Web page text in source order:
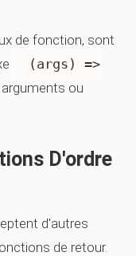
de fonction, sont
(args) =>
ou
D'ordre
d'autres
de retour.